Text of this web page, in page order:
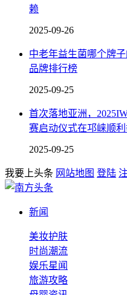
赖
2025-09-26
中老年益生菌哪个牌
品牌排行榜
2025-09-25
首次落地亚洲，
赛启动仪式在邛崃顺
2025-09-25
我要上头条 网站地图 登陆
新闻
美妆护肤
时尚潮流
娱乐星闻
旅游攻略